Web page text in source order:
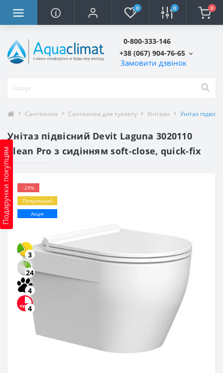
0 0 0
0-800-333-146
+38 (067) 904-76-65
Замовити дзвінок
Подарунки покупцям
Сантехніка Сантехніка для туалету Унітази Унітаз
Унітаз підвісний Devit Laguna 3020110
Clean Pro з сидінням soft-close, quick-fix
-29%
Популярний
Акція
3
24
4
4